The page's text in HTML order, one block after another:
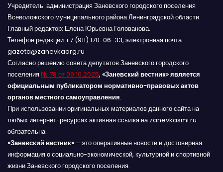
Учредитель: администрация Заневского городского поселения
Всеволожского муниципального района Ленинградской области.
Главный редактор: Елена Юрьевна Голованова.
Телефон редакции +7 (911) 170-06-33, электронная почта:
gazeta@zanevkaorg.ru
Согласно решению совета депутатов Заневского городского
поселения № 78 от 09.10.2025, «Заневский вестник» является
официальным публикатором нормативно-правовых актов
органов местного самоуправления.
При использовании оригинальных материалов данного сайта на
любых интернет-ресурсах активная ссылка на zanevkasmi.ru
обязательна.
«Заневский вестник» – это оперативные новости и достоверная
информация о социально-экономической, культурной и спортивной
жизни Заневского городского поселения.